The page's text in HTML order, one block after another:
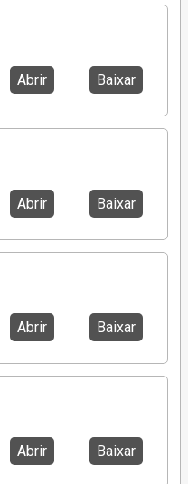
Abrir Baixar
Abrir Baixar
Abrir Baixar
Abrir Baixar